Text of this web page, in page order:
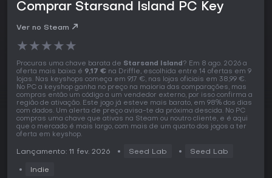
Comprar Starsand Island PC Key
Ver no Steam
★★★★★
Procuras uma chave barata de Starsand Island? Em 8 ago. 2026 a
oferta mais baixa é 9,17 € na Driffle, escolhida entre 14 ofertas em 9
lojas. Nas keyshops começa em 9,17 €, nas lojas oficiais em 38,99 €.
No PC a keyshop ganha no preço na maioria das comparações, mas
compras então um código a um vendedor externo, por isso confirma a
região de ativação. Este jogo já esteve mais barato, em 98% dos dias
com dados. Um alerta de preço avisa-te da próxima descida. No PC
compras uma chave que ativas na Steam ou noutro cliente, e é aqui
que o mercado é mais largo, com mais de um quarto dos jogos a ter
oferta em keyshop.
Lançamento: 11 fev. 2026 Seed Lab Seed Lab
Indie